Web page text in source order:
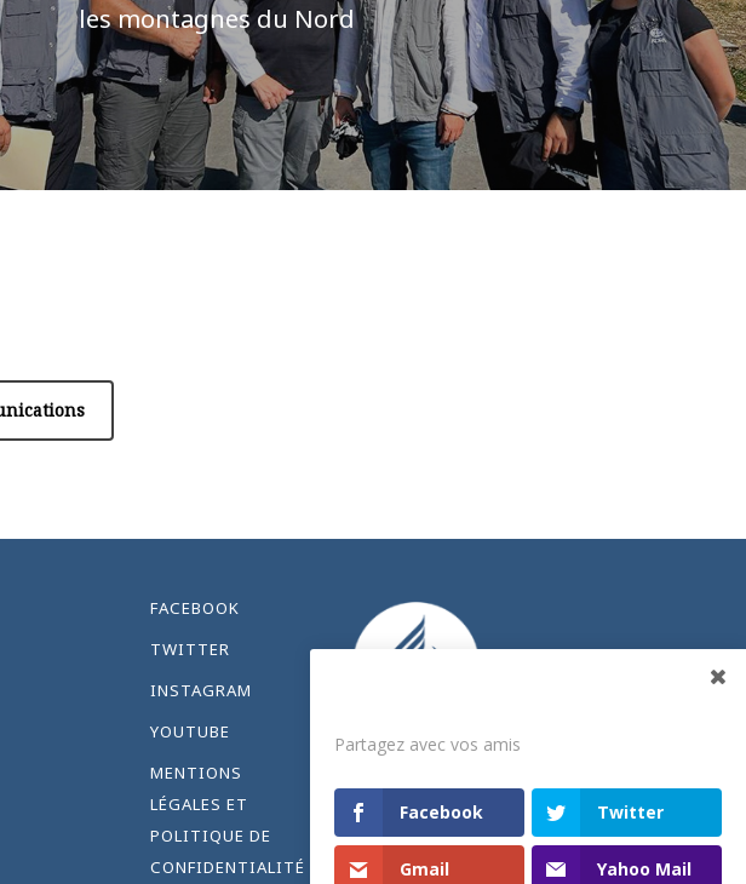
les montagnes du Nord
FACEBOOK
TWITTER
INSTAGRAM
YOUTUBE
MENTIONS
LÉGALES ET
POLITIQUE DE
CONFIDENTIALITÉ
Partagez avec vos amis
Facebook Twitter
Gmail Yahoo Mail